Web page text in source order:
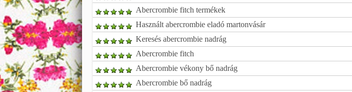
Abercrombie fitch termékek
Használt abercrombie eladó martonvásár
Keresés abercrombie nadrág
Abercrombie fitch
Abercrombie vékony bő nadrág
Abercrombie bő nadrág